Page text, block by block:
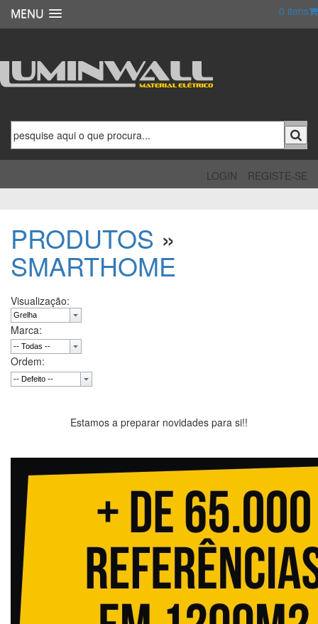
MENU 0 itens
LOGIN REGISTE-SE
PRODUTOS »
SMARTHOME
Visualização:
Marca:
Ordem:
Estamos a preparar novidades para si!!